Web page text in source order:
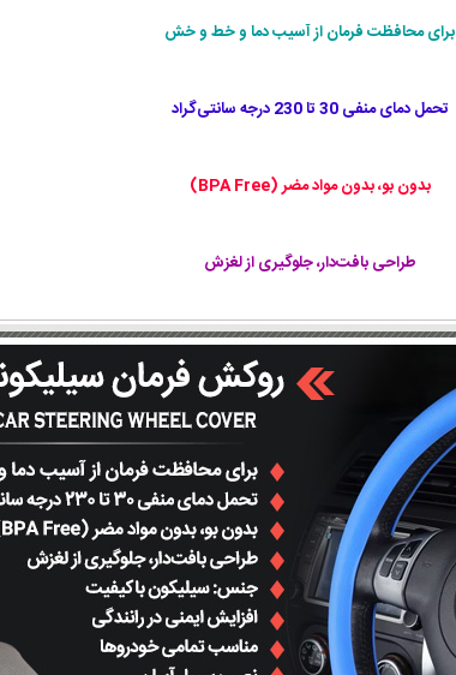
برای محافظت فرمان از آسیب دما و خط و خش
تحمل دمای منفی 30 تا 230 درجه سانتی‌گراد
بدون بو، بدون مواد مضر (BPA Free)
طراحی بافت‌دار، جلوگیری از لغزش